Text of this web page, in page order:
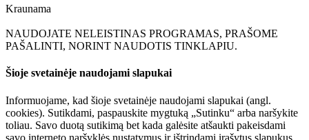
Kraunama
NAUDOJATE NELEISTINAS PROGRAMAS, PRAŠOME
PAŠALINTI, NORINT NAUDOTIS TINKLAPIU.
Šioje svetainėje naudojami slapukai
Informuojame, kad šioje svetainėje naudojami slapukai (angl.
cookies). Sutikdami, paspauskite mygtuką „Sutinku“ arba naršykite
toliau. Savo duotą sutikimą bet kada galėsite atšaukti pakeisdami
savo interneto naršyklės nustatymus ir ištrindami įrašytus slapukus.